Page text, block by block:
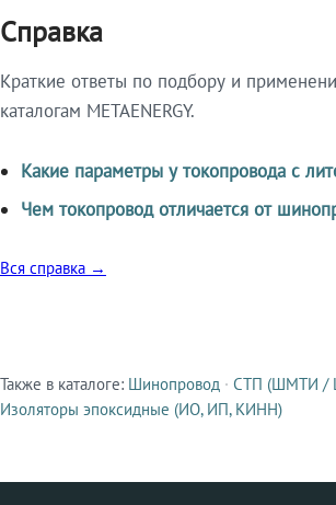
Справка
Краткие ответы по подбору и
каталогам METAENERGY.
Какие параметры у токопровода с
Чем токопровод отличается от
Вся справка →
Смежные продукты
Также в каталоге: Шинопровод · СТП (ШМТИ /
Изоляторы эпоксидные (ИО, ИП, КИНН)